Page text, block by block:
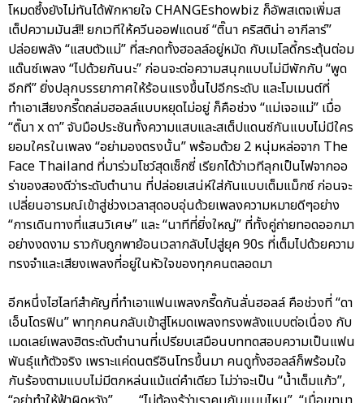
โหมดซึ้งยังไม่ทันได้พักหายใจ CHANGEshowbiz ก็อัพสเตจเพิ่มส
เต็ปความมันส์!! ยกเวทีให้ควีนออฟแดนซ์ “ติ๊นา คริสติน่า อากีลาร์”
ปล่อยพลัง “แสบตัวแม่” ที่สะกดทั้งฮอลล์อยู่หมัด กับเมโลดี้กระตุ้นต่อม
แด๊นซ์เพลง “ไปด้วยกันนะ” ก่อนจะต่อความสนุกแบบไม่มีพักกับ “พูด
อีกที” ยิ่งปลุกบรรยากาศให้ร้อนแรงขึ้นไปอีกระดับ และโมเมนต์ที่
ทำเอาเสียงกรี๊ดถล่มฮอลล์แบบหยุดไม่อยู่ ก็คือช่วง “แม่เจอแม่” เมื่อ
“ติ๊นา x ดา” จับมือประชันทั้งความแสบและสเต็ปแดนซ์กันแบบไม่มีใคร
ยอมใครในเพลง “อย่ามองตรงนั้น” พร้อมด้วย 2 หนุ่มหล่อจาก The
Face Thailand ที่มาร่วมโชว์สุดเซ็กซี่ เรียกได้ว่าเวทีลุกเป็นไฟจากออ
ร่าของสองดีว่าระดับตำนาน ที่ปล่อยเสน่ห์ใส่กันแบบเต็มแม็กซ์ ก่อนจะ
เปลี่ยนอารมณ์เข้าสู่ช่วงเวลาสุดอบอุ่นด้วยเพลงความหมายดีๆอย่าง
“การเดินทางที่แสนวิเศษ” และ “นาทีที่ยิ่งใหญ่” ที่ทั้งคู่ถ่ายทอดออกมา
อย่างงดงาม ราวกับถูกพาย้อนเวลากลับไปสู่ยุค 90s ที่เต็มไปด้วยความ
ทรงจำและเสียงเพลงที่อยู่ในหัวใจของทุกคนตลอดมา
อีกหนึ่งไฮไลท์สำคัญที่ทำเอาแฟนเพลงกรี๊ดกันลั่นฮอลล์ คือช่วงที่ “ดา
เอ็นโดรฟิน” พาทุกคนกลับเข้าสู่โหมดเพลงทรงพลังแบบต่อเนื่อง กับ
เมดเลย์เพลงฮิตระดับตำนานที่เปรียบเสมือนบททดสอบความเป็นแฟน
พันธุ์แท้ตัวจริง เพราะแค่ดนตรีอินโทรขึ้นมา คนดูทั้งฮอลล์ก็พร้อมใจ
กันร้องตามแบบไม่มีตกหล่นแม้แต่คำเดียว ไม่ว่าจะเป็น “น้ำเต็มแก้ว”,